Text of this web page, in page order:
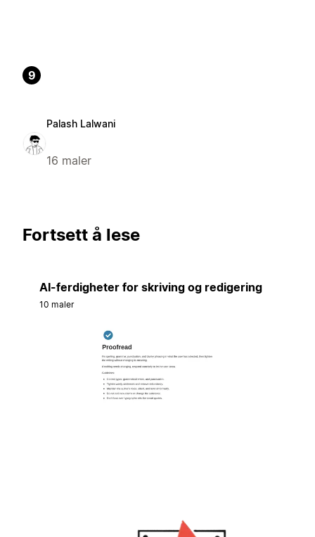
9
Palash Lalwani
16 maler
Fortsett å lese
AI-ferdigheter for skriving og redigering
10 maler